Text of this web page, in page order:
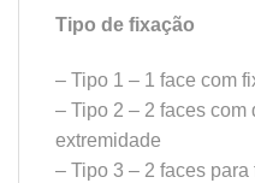
Tipo de fixação
– Tipo 1 – 1 face com
– Tipo 2 – 2 faces com
extremidade
– Tipo 3 – 2 faces